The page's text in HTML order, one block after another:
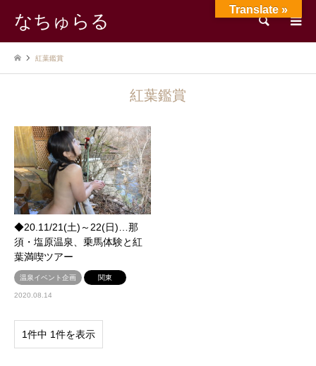
なちゅらる 検索
紅葉鑑賞
紅葉鑑賞
◆20.11/21(土)～22(日)…那
須・塩原温泉、乗馬体験と紅
葉満喫ツアー
温泉イベント企画 関東
2020.08.14
1件中 1件を表示
Translate »